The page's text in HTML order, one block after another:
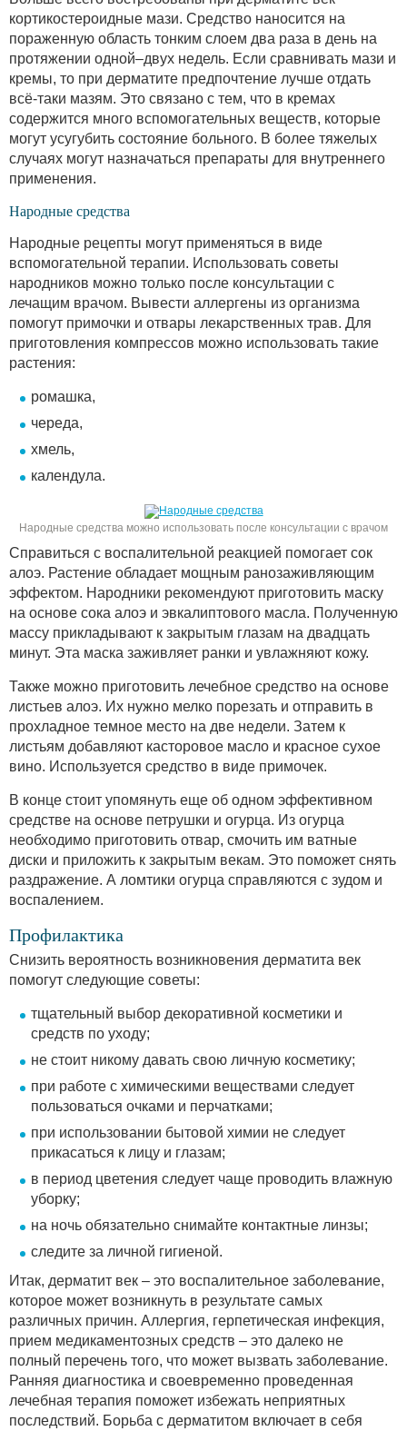
кортикостероидные мази. Средство наносится на
пораженную область тонким слоем два раза в день на
протяжении одной–двух недель. Если сравнивать мази и
кремы, то при дерматите предпочтение лучше отдать
всё-таки мазям. Это связано с тем, что в кремах
содержится много вспомогательных веществ, которые
могут усугубить состояние больного. В более тяжелых
случаях могут назначаться препараты для внутреннего
применения.
Народные средства
Народные рецепты могут применяться в виде
вспомогательной терапии. Использовать советы
народников можно только после консультации с
лечащим врачом. Вывести аллергены из организма
помогут примочки и отвары лекарственных трав. Для
приготовления компрессов можно использовать такие
растения:
ромашка,
череда,
хмель,
календула.
Народные средства можно использовать после консультации с врачом
Справиться с воспалительной реакцией помогает сок
алоэ. Растение обладает мощным ранозаживляющим
эффектом. Народники рекомендуют приготовить маску
на основе сока алоэ и эвкалиптового масла. Полученную
массу прикладывают к закрытым глазам на двадцать
минут. Эта маска заживляет ранки и увлажняют кожу.
Также можно приготовить лечебное средство на основе
листьев алоэ. Их нужно мелко порезать и отправить в
прохладное темное место на две недели. Затем к
листьям добавляют касторовое масло и красное сухое
вино. Используется средство в виде примочек.
В конце стоит упомянуть еще об одном эффективном
средстве на основе петрушки и огурца. Из огурца
необходимо приготовить отвар, смочить им ватные
диски и приложить к закрытым векам. Это поможет снять
раздражение. А ломтики огурца справляются с зудом и
воспалением.
Профилактика
Снизить вероятность возникновения дерматита век
помогут следующие советы:
тщательный выбор декоративной косметики и
средств по уходу;
не стоит никому давать свою личную косметику;
при работе с химическими веществами следует
пользоваться очками и перчатками;
при использовании бытовой химии не следует
прикасаться к лицу и глазам;
в период цветения следует чаще проводить влажную
уборку;
на ночь обязательно снимайте контактные линзы;
следите за личной гигиеной.
Итак, дерматит век – это воспалительное заболевание,
которое может возникнуть в результате самых
различных причин. Аллергия, герпетическая инфекция,
прием медикаментозных средств – это далеко не
полный перечень того, что может вызвать заболевание.
Ранняя диагностика и своевременно проведенная
лечебная терапия поможет избежать неприятных
последствий. Борьба с дерматитом включает в себя